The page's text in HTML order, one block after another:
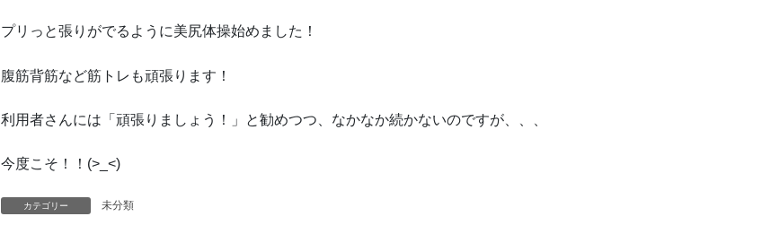
プリっと張りがでるように美尻体操始めました！
腹筋背筋など筋トレも頑張ります！
利用者さんには「頑張りましょう！」と勧めつつ、なかなか続かないのですが、、、
今度こそ！！(>_<)
カテゴリー 未分類